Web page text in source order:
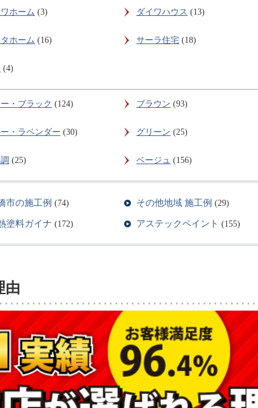
ホーム (3) ダイワハウス (13)
タホーム (16) サーラ住宅 (18)
(4)
・ブラック (124) ブラウン (93)
・ラベンダー (30) グリーン (25)
(25) ベージュ (156)
市の施工例 (74) その他地域 施工例 (29)
塗料ガイナ (172) アステックペイント (155)
由